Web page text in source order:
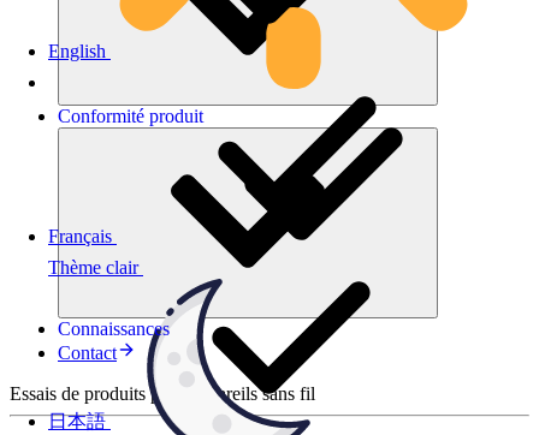
Thème clair
English
Français
日本語
Conformité produit
Connaissances
Contact
Essais de produits pour appareils sans fil